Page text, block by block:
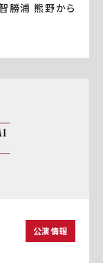
勝浦 熊野から
公演情報